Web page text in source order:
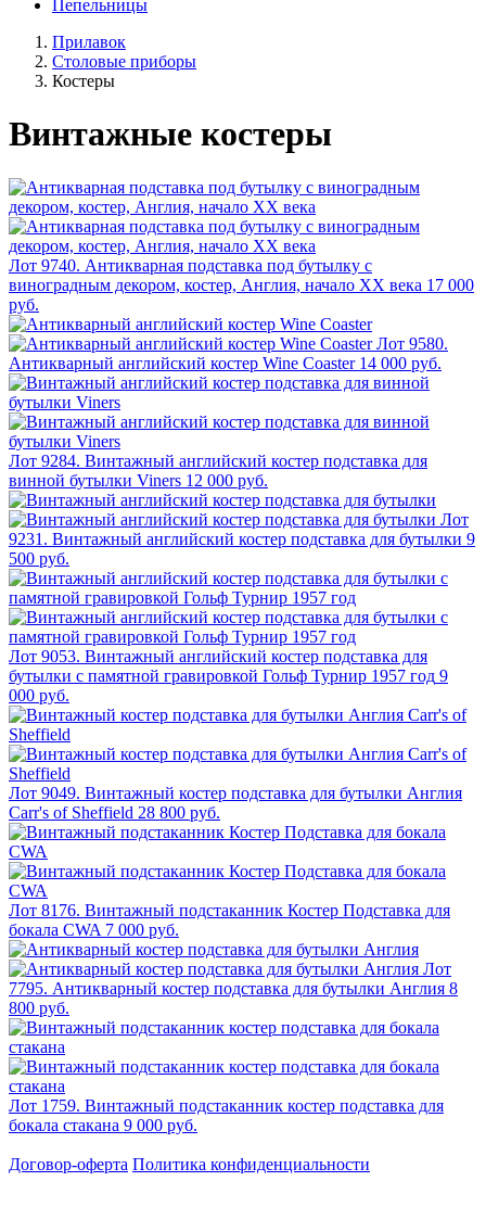
Пепельницы
Прилавок
Столовые приборы
Костеры
Винтажные костеры
Лот 9740. Антикварная подставка под бутылку с
виноградным декором, костер, Англия, начало XX века 17 000
руб.
Лот 9580.
Антикварный английский костер Wine Coaster 14 000 руб.
Лот 9284. Винтажный английский костер подставка для
винной бутылки Viners 12 000 руб.
Лот
9231. Винтажный английский костер подставка для бутылки 9
500 руб.
Лот 9053. Винтажный английский костер подставка для
бутылки с памятной гравировкой Гольф Турнир 1957 год 9
000 руб.
Лот 9049. Винтажный костер подставка для бутылки Англия
Carr's of Sheffield 28 800 руб.
Лот 8176. Винтажный подстаканник Костер Подставка для
бокала CWA 7 000 руб.
Лот
7795. Антикварный костер подставка для бутылки Англия 8
800 руб.
Лот 1759. Винтажный подстаканник костер подставка для
бокала стакана 9 000 руб.
Договор-оферта Политика конфиденциальности